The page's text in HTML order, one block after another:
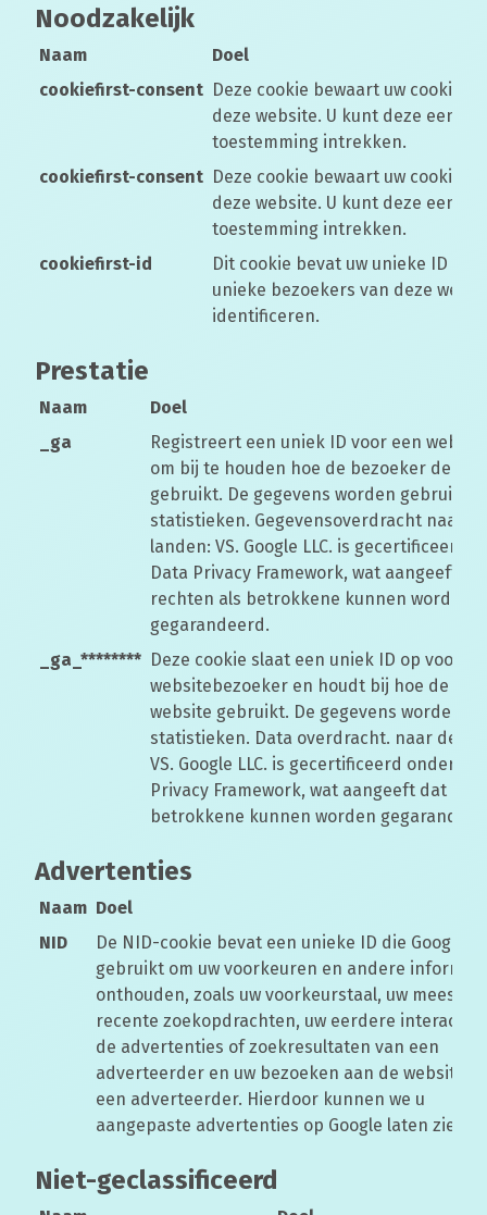
Noodzakelijk
Naam
Doel
cookiefirst-consent Deze cookie bewaart uw cookie-
deze website. U kunt deze
toestemming intrekken.
cookiefirst-consent Deze cookie bewaart uw cookie-
deze website. U kunt deze
toestemming intrekken.
cookiefirst-id
Dit cookie bevat uw unieke ID
unieke bezoekers van deze
identificeren.
Prestatie
Naam
Doel
_ga
Registreert een uniek ID voor een
om bij te houden hoe de bezoeker de
gebruikt. De gegevens worden gebruikt
statistieken. Gegevensoverdracht naar
landen: VS. Google LLC. is gecertificeerd
Data Privacy Framework, wat aangeeft
rechten als betrokkene kunnen worden
gegarandeerd.
_ga_******** Deze cookie slaat een uniek ID op voor
websitebezoeker en houdt bij hoe de
website gebruikt. De gegevens worden
statistieken. Data overdracht. naar
VS. Google LLC. is gecertificeerd onder
Privacy Framework, wat aangeeft dat uw
betrokkene kunnen worden
Advertenties
Naam Doel
NID
De NID-cookie bevat een unieke ID die Google
gebruikt om uw voorkeuren en andere
onthouden, zoals uw voorkeurstaal, uw meest
recente zoekopdrachten, uw eerdere
de advertenties of zoekresultaten van een
adverteerder en uw bezoeken aan de website
een adverteerder. Hierdoor kunnen we u
aangepaste advertenties op Google laten zien.
Niet-geclassificeerd